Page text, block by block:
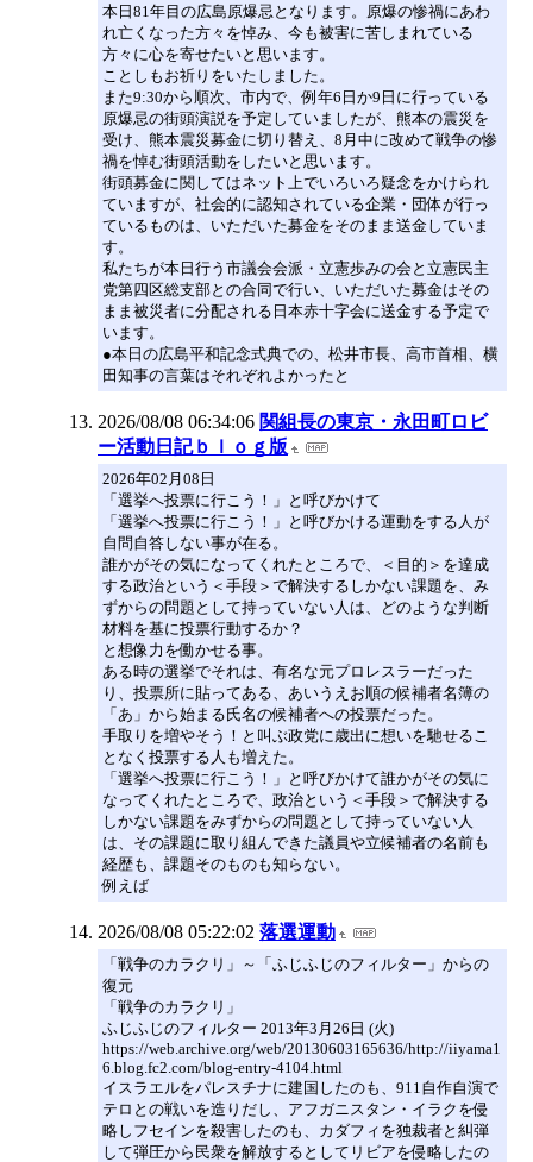
本日81年目の広島原爆忌となります。原爆の惨禍にあわ
れ亡くなった方々を悼み、今も被害に苦しまれている
方々に心を寄せたいと思います。
ことしもお祈りをいたしました。
また9:30から順次、市内で、例年6日か9日に行っている
原爆忌の街頭演説を予定していましたが、熊本の震災を
受け、熊本震災募金に切り替え、8月中に改めて戦争の惨
禍を悼む街頭活動をしたいと思います。
街頭募金に関してはネット上でいろいろ疑念をかけられ
ていますが、社会的に認知されている企業・団体が行っ
ているものは、いただいた募金をそのまま送金していま
す。
私たちが本日行う市議会会派・立憲歩みの会と立憲民主
党第四区総支部との合同で行い、いただいた募金はその
まま被災者に分配される日本赤十字会に送金する予定で
います。
●本日の広島平和記念式典での、松井市長、高市首相、横
田知事の言葉はそれぞれよかったと
2026/08/08 06:34:06 関組長の東京・永田町ロビ
ー活動日記ｂｌｏｇ版
2026年02月08日
「選挙へ投票に行こう！」と呼びかけて
「選挙へ投票に行こう！」と呼びかける運動をする人が
自問自答しない事が在る。
誰かがその気になってくれたところで、＜目的＞を達成
する政治という＜手段＞で解決するしかない課題を、み
ずからの問題として持っていない人は、どのような判断
材料を基に投票行動するか？
と想像力を働かせる事。
ある時の選挙でそれは、有名な元プロレスラーだった
り、投票所に貼ってある、あいうえお順の候補者名簿の
「あ」から始まる氏名の候補者への投票だった。
手取りを増やそう！と叫ぶ政党に歳出に想いを馳せるこ
となく投票する人も増えた。
「選挙へ投票に行こう！」と呼びかけて誰かがその気に
なってくれたところで、政治という＜手段＞で解決する
しかない課題をみずからの問題として持っていない人
は、その課題に取り組んできた議員や立候補者の名前も
経歴も、課題そのものも知らない。
例えば
2026/08/08 05:22:02 落選運動
「戦争のカラクリ」～「ふじふじのフィルター」からの
復元
「戦争のカラクリ」
ふじふじのフィルター 2013年3月26日 (火)
https://web.archive.org/web/20130603165636/http://iiyama1
6.blog.fc2.com/blog-entry-4104.html
イスラエルをパレスチナに建国したのも、911自作自演で
テロとの戦いを造りだし、アフガニスタン・イラクを侵
略しフセインを殺害したのも、カダフィを独裁者と糾弾
して弾圧から民衆を解放するとしてリビアを侵略したの